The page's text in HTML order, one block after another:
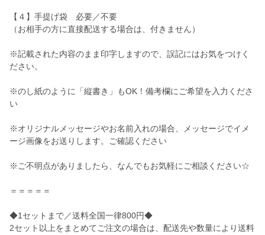
【４】手提げ袋 必要／不要
（お相手の方に直接配送する場合は、付きません）
※記載された内容のまま印字しますので、誤記にはお気をつけく
ださい。
※のし紙のように「縦書き」もOK！備考欄にご希望を入力くださ
い
※オリジナルメッセージやお名前入れの場合、メッセージでイメ
ージ画像をお送りします。ご確認ください
※ご不明点がありましたら、なんでもお気軽にご相談ください☆
＝＝＝＝＝
◆1セットまで／送料全国一律800円◆
2セット以上をまとめてご注文の場合は、配送先や数量により送料